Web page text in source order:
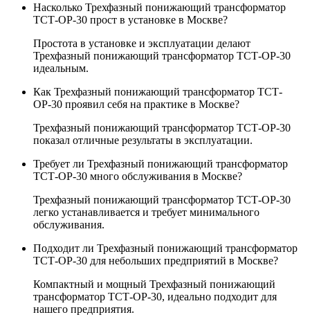
Насколько Трехфазный понижающий трансформатор
ТСТ-ОР-30 прост в установке в Москве?
Простота в установке и эксплуатации делают
Трехфазный понижающий трансформатор ТСТ-ОР-30
идеальным.
Как Трехфазный понижающий трансформатор ТСТ-
ОР-30 проявил себя на практике в Москве?
Трехфазный понижающий трансформатор ТСТ-ОР-30
показал отличные результаты в эксплуатации.
Требует ли Трехфазный понижающий трансформатор
ТСТ-ОР-30 много обслуживания в Москве?
Трехфазный понижающий трансформатор ТСТ-ОР-30
легко устанавливается и требует минимального
обслуживания.
Подходит ли Трехфазный понижающий трансформатор
ТСТ-ОР-30 для небольших предприятий в Москве?
Компактный и мощный Трехфазный понижающий
трансформатор ТСТ-ОР-30, идеально подходит для
нашего предприятия.